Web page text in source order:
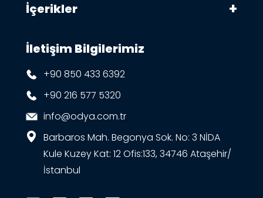
İçerikler
İletişim Bilgilerimiz
+90 850 433 6392
+90 216 577 5320
info@odya.com.tr
Barbaros Mah. Begonya Sok. No: 3 NİDA
Kule Kuzey Kat: 12 Ofis:133, 34746 Ataşehir/
İstanbul